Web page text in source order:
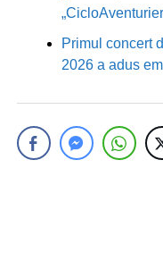
Primul concert
2026 a adus